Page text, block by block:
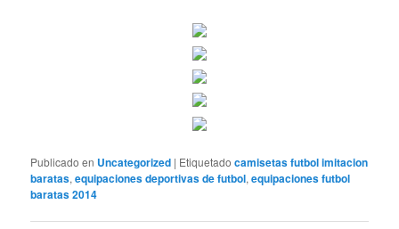
Publicado en Uncategorized | Etiquetado camisetas futbol imitacion
baratas,equipaciones deportivas de futbol,equipaciones futbol
baratas 2014